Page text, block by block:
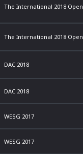
The International 2018 Open
The International 2018 Open
DAC 2018
DAC 2018
WESG 2017
WESG 2017